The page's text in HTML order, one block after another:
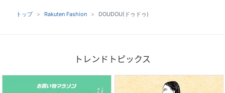
トップ Rakuten Fashion DOUDOU(ドゥドゥ)
トレンドトピックス